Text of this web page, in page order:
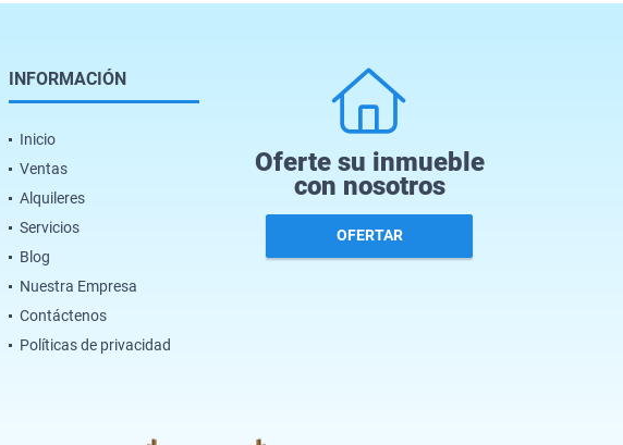
INFORMACIÓN
Inicio
Ventas
Alquileres
Servicios
Blog
Nuestra Empresa
Contáctenos
Políticas de privacidad
Oferte su inmueble
con nosotros
OFERTAR